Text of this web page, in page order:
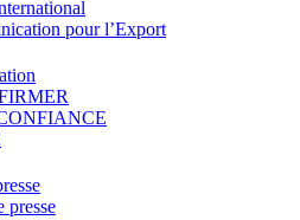
pour l’Export
presse